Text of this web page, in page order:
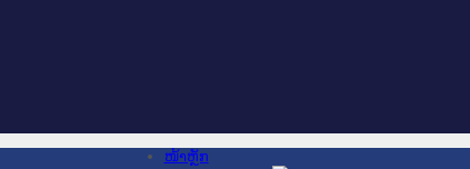
ໜ້າຫຼັກ